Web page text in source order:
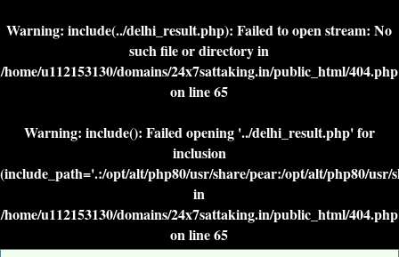
Warning: include(../delhi_result.php): Failed to open stream: No
such file or directory in
/home/u112153130/domains/24x7sattaking.in/public_html/404.php
on line65
Warning: include(): Failed opening '../delhi_result.php' for
inclusion
(include_path='.:/opt/alt/php80/usr/share/pear:/opt/alt/php80/
in
/home/u112153130/domains/24x7sattaking.in/public_html/404.php
on line65